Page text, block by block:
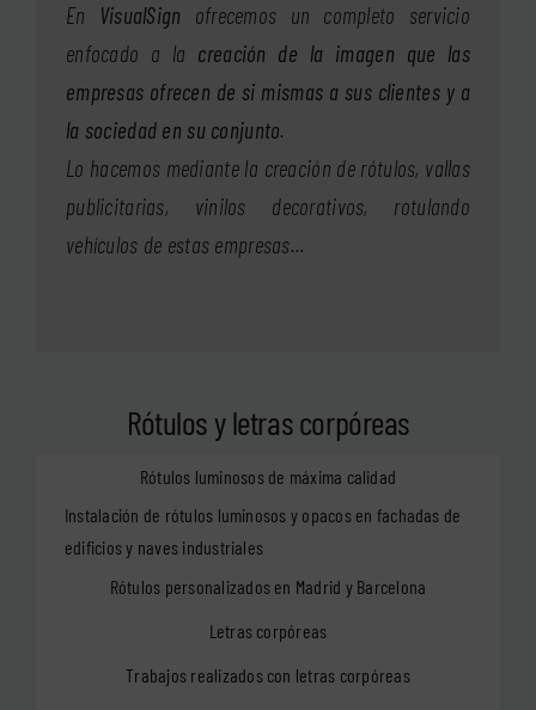
En VisualSign ofrecemos un completo servicio
enfocado a la creación de la imagen que las
empresas ofrecen de si mismas a sus clientes y a
la sociedad en su conjunto.
Lo hacemos mediante la creación de rótulos, vallas
publicitarias, vinilos decorativos, rotulando
vehículos de estas empresas…
Rótulos y letras corpóreas
Rótulos luminosos de máxima calidad
Instalación de rótulos luminosos y opacos en fachadas de
edificios y naves industriales
Rótulos personalizados en Madrid y Barcelona
Letras corpóreas
Trabajos realizados con letras corpóreas